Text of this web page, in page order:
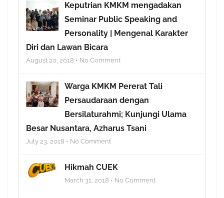
Keputrian KMKM mengadakan
Seminar Public Speaking and
Personality | Mengenal Karakter
Diri dan Lawan Bicara
August 20, 2018 • No Comment
Warga KMKM Pererat Tali
Persaudaraan dengan
Bersilaturahmi; Kunjungi Ulama
Besar Nusantara, Azharus Tsani
July 23, 2018 • No Comment
Hikmah CUEK
March 31, 2018 • No Comment